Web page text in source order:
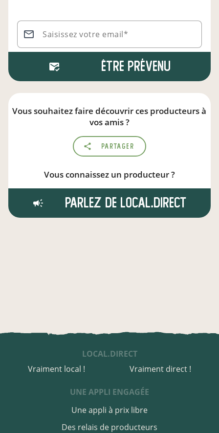
Saisissez votre email*
Être prévenu
Vous souhaitez faire découvrir ces producteurs à
vos amis ?
Partager
Vous connaissez un producteur ?
Parlez de local.direct
LOCAL.DIRECT
Vraiment local !
Vraiment direct !
UNE APPLI ENGAGÉE
Une appli à prix libre
Des relais de producteurs